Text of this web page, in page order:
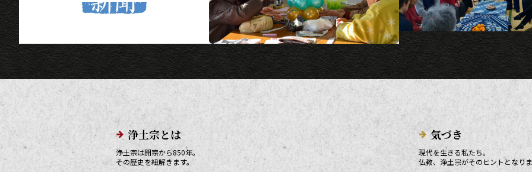
メインメニューリンク
浄土宗とは
浄土宗は開宗から850年。
その歴史を紐解きます。
気づき
現代を生きる私たち。
仏教、浄土宗がそのヒントとなり